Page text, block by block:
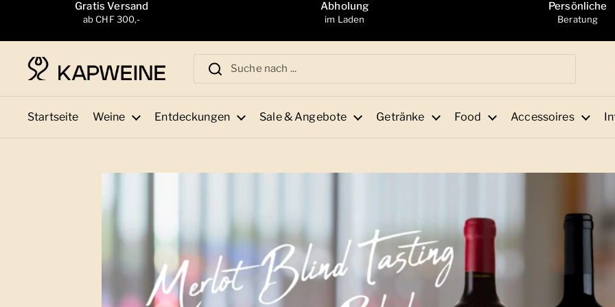
Zum Inhalt springenGratis Versand
ab CHF 300,-
Abholung
im Laden
Persönliche
Beratung
Startseite Weine Entdeckungen Sale & Angebote Getränke Food Accessoires